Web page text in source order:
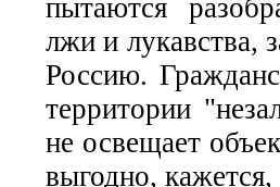
пытаются
лжи и лукавства,
Россию.
территории
не освещает
выгодно,